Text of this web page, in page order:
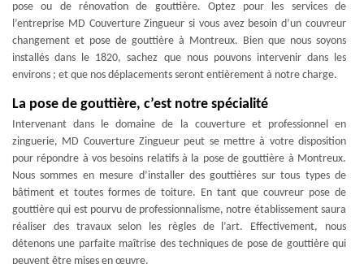
pose ou de rénovation de gouttière. Optez pour les services de
l’entreprise MD Couverture Zingueur si vous avez besoin d’un couvreur
changement et pose de gouttière à Montreux. Bien que nous soyons
installés dans le 1820, sachez que nous pouvons intervenir dans les
environs ; et que nos déplacements seront entièrement à notre charge.
La pose de gouttière, c’est notre spécialité
Intervenant dans le domaine de la couverture et professionnel en
zinguerie, MD Couverture Zingueur peut se mettre à votre disposition
pour répondre à vos besoins relatifs à la pose de gouttière à Montreux.
Nous sommes en mesure d’installer des gouttières sur tous types de
bâtiment et toutes formes de toiture. En tant que couvreur pose de
gouttière qui est pourvu de professionnalisme, notre établissement saura
réaliser des travaux selon les règles de l’art. Effectivement, nous
détenons une parfaite maîtrise des techniques de pose de gouttière qui
peuvent être mises en œuvre.